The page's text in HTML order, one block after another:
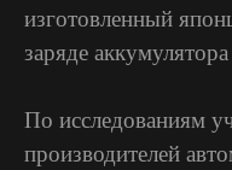
изготовленный
заряде
По исследованиям
производителей